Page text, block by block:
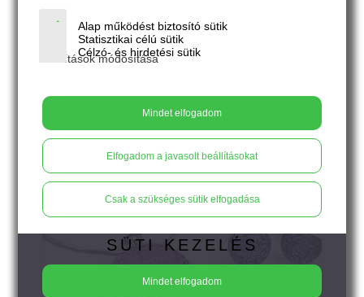
Saltare
Alap működést biztosító sütik
Statisztikai célú sütik
Célzó- és hirdetési sütik
Beállítások módosítása
Mindet elfogadom
Elfogadom a javasolt beállításokat
Csak a szükséges sütik elfogadása
SÜTI KEZELÉS
Mindet elfogadom